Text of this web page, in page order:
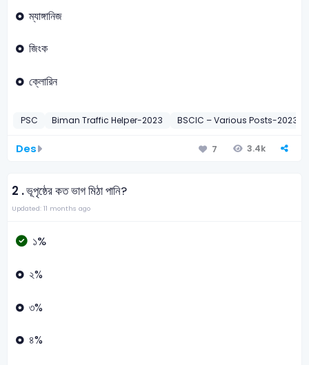
ম্যাঙ্গানিজ
জিংক
ক্লোরিন
PSC Biman Traffic Helper-2023 BSCIC – Various Posts-2023
Des 7 3.4k
2 .ভূপৃষ্ঠের কত ভাগ মিঠা পানি?
Updated: 11 months ago
১%
২%
৩%
৪%